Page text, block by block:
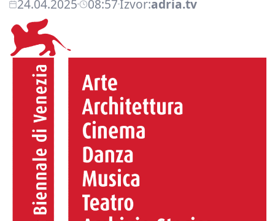
24.04.2025 08:57Izvor:adria.tv